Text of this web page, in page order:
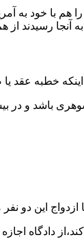
را هم با
آنجا رسیدند
خطبه عقد
باشد و در
این دو
دادگاه اجازه